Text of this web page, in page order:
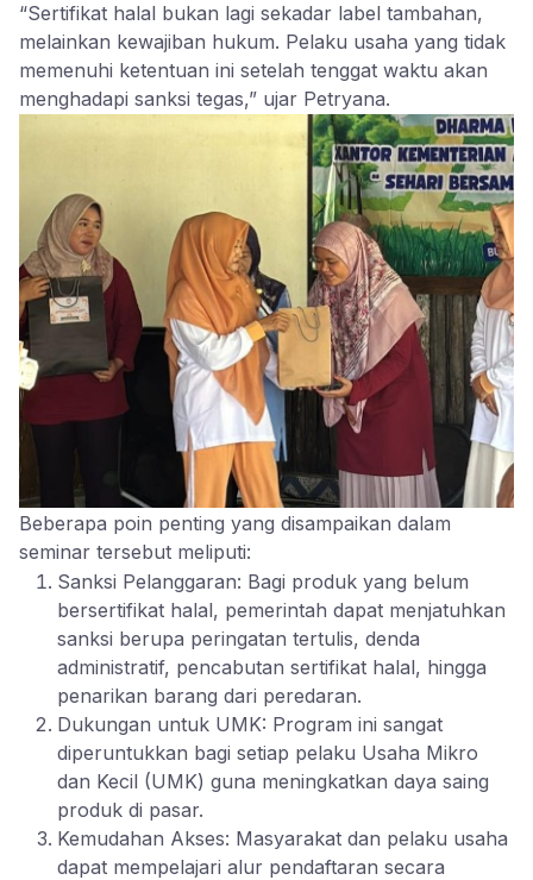
“Sertifikat halal bukan lagi sekadar label tambahan,
melainkan kewajiban hukum. Pelaku usaha yang tidak
memenuhi ketentuan ini setelah tenggat waktu akan
menghadapi sanksi tegas,” ujar Petryana.
Beberapa poin penting yang disampaikan dalam
seminar tersebut meliputi:
Sanksi Pelanggaran: Bagi produk yang belum
bersertifikat halal, pemerintah dapat menjatuhkan
sanksi berupa peringatan tertulis, denda
administratif, pencabutan sertifikat halal, hingga
penarikan barang dari peredaran.
Dukungan untuk UMK: Program ini sangat
diperuntukkan bagi setiap pelaku Usaha Mikro
dan Kecil (UMK) guna meningkatkan daya saing
produk di pasar.
Kemudahan Akses: Masyarakat dan pelaku usaha
dapat mempelajari alur pendaftaran secara